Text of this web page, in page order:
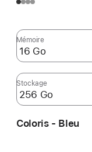
Mémoire
Stockage
Coloris - Bleu